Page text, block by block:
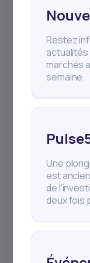
min Read
en
En 2026,
mondial
Restez
marchés
semaine.
Une
est
de
deux fois